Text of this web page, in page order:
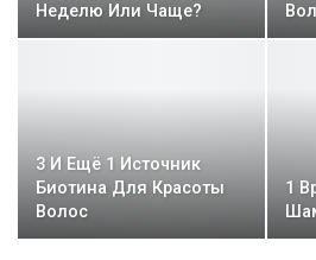
Неделю Или Чаще?
3 И Ещё 1 Источник
Биотина Для Красоты
Волос
1